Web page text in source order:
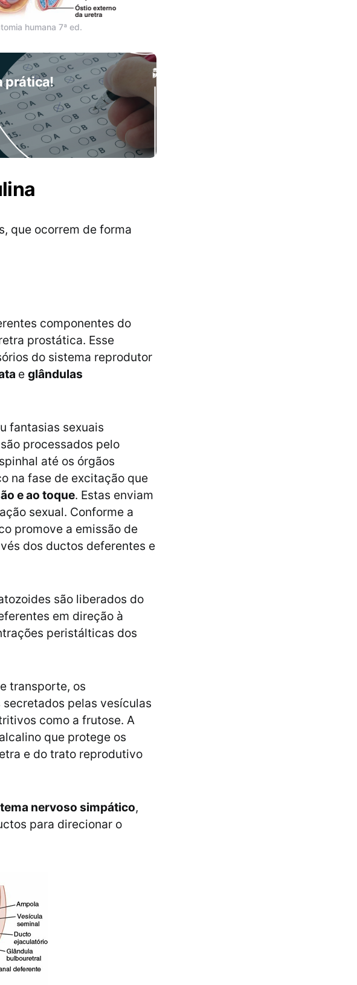
humana 7ª ed.
prática!
que ocorrem de forma
componentes do
prostática. Esse
do sistema reprodutor
e glândulas
fantasias sexuais
processados pelo
até os órgãos
na fase de excitação que
e ao toque. Estas enviam
sexual. Conforme a
promove a emissão de
dos ductos deferentes e
são liberados do
em direção à
peristálticas dos
transporte, os
pelas vesículas
como a frutose. A
que protege os
e do trato reprodutivo
nervoso simpático,
para direcionar o